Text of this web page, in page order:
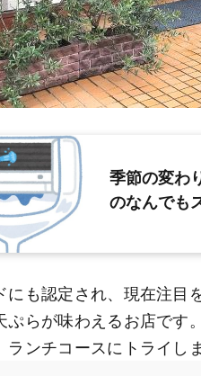
季節の変わ
のなんでも
にも認定され、現在注
ぷらが味わえるお店です
ランチコースにトライし